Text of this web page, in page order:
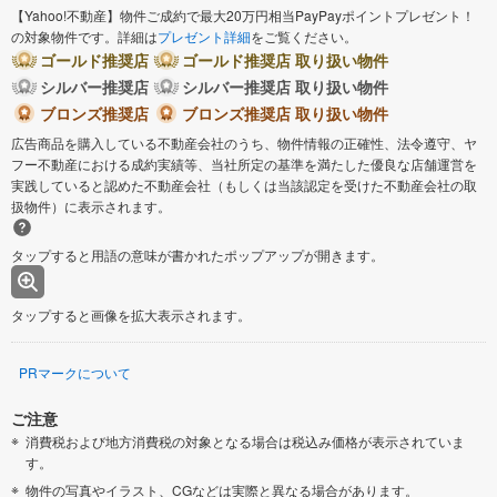
【Yahoo!不動産】物件ご成約で最大20万円相当PayPayポイントプレゼント！
の対象物件です。詳細はプレゼント詳細をご覧ください。
ゴールド推奨店
ゴールド推奨店 取り扱い物件
シルバー推奨店
シルバー推奨店 取り扱い物件
ブロンズ推奨店
ブロンズ推奨店 取り扱い物件
広告商品を購入している不動産会社のうち、物件情報の正確性、法令遵守、ヤ
フー不動産における成約実績等、当社所定の基準を満たした優良な店舗運営を
実践していると認めた不動産会社（もしくは当該認定を受けた不動産会社の取
扱物件）に表示されます。
タップすると用語の意味が書かれたポップアップが開きます。
タップすると画像を拡大表示されます。
PRマークについて
ご注意
消費税および地方消費税の対象となる場合は税込み価格が表示されていま
す。
物件の写真やイラスト、CGなどは実際と異なる場合があります。